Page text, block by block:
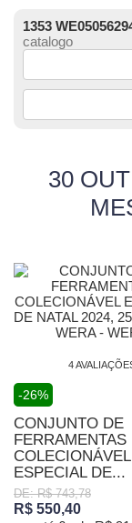
1353
catalogo
30
4
-26%
CONJUNTO DE
FERRAMENTAS
COLECIONÁVEL
ESPECIAL DE...
DE: R$ 743,78
R$ 550,40